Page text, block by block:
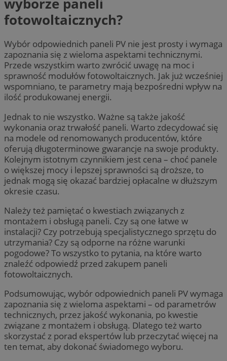
fotowoltaicznych?
Wybór odpowiednich paneli PV nie jest prosty i wymaga
zapoznania się z wieloma aspektami technicznymi.
Przede wszystkim warto zwrócić uwagę na moc i
sprawność modułów fotowoltaicznych. Jak już wcześniej
wspomniano, te parametry mają bezpośredni wpływ na
ilość produkowanej energii.
Jednak to nie wszystko. Ważne są także jakość
wykonania oraz trwałość paneli. Warto zdecydować się
na modele od renomowanych producentów, które
oferują długoterminowe gwarancje na swoje produkty.
Kolejnym istotnym czynnikiem jest cena – choć panele
o większej mocy i lepszej sprawności są droższe, to
jednak mogą się okazać bardziej opłacalne w dłuższym
okresie czasu.
Należy też pamiętać o kwestiach związanych z
montażem i obsługą paneli. Czy są one łatwe w
instalacji? Czy potrzebują specjalistycznego sprzętu do
utrzymania? Czy są odporne na różne warunki
pogodowe? To wszystko to pytania, na które warto
znaleźć odpowiedź przed zakupem paneli
fotowoltaicznych.
Podsumowując, wybór odpowiednich paneli PV wymaga
zapoznania się z wieloma aspektami – od parametrów
technicznych, przez jakość wykonania, po kwestie
związane z montażem i obsługą. Dlatego też warto
skorzystać z porad ekspertów lub przeczytać więcej na
ten temat, aby dokonać świadomego wyboru.